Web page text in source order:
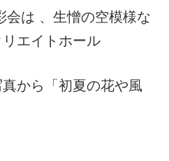
会は 、生憎の空模様な
エイトホール
から「初夏の花や風